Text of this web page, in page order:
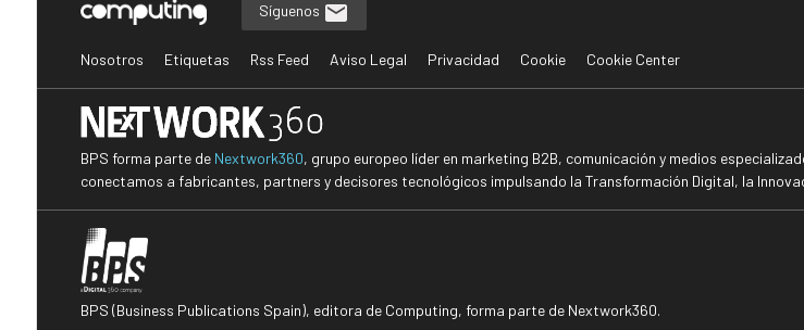
Síguenos
Nosotros Etiquetas Rss Feed Aviso Legal Privacidad Cookie Cookie Center
BPS forma parte de Nextwork360, grupo europeo líder en marketing B2B, comunicación y medios
conectamos a fabricantes, partners y decisores tecnológicos impulsando la Transformación Digital, la
BPS (Business Publications Spain), editora de Computing, forma parte de Nextwork360.